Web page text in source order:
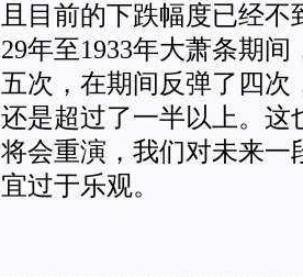
且目前的下跌幅度已经不
年至1933年大萧条期
次，在期间反弹了四次
是超过了一半以上。这
会重演，我们对未来一
过于乐观。